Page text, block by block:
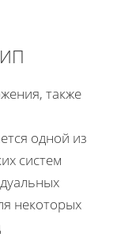
также
одной из
систем
некоторых